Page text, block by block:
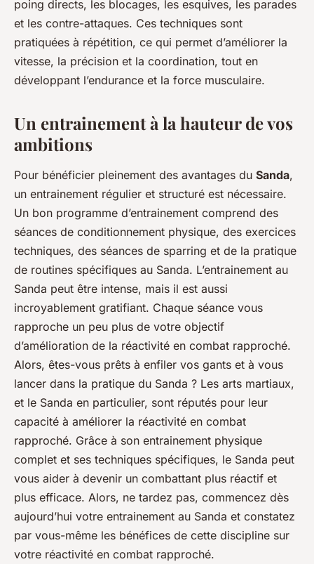
poing directs, les blocages, les esquives, les parades
et les contre-attaques. Ces techniques sont
pratiquées à répétition, ce qui permet d’améliorer la
vitesse, la précision et la coordination, tout en
développant l’endurance et la force musculaire.
Un entrainement à la hauteur de vos
ambitions
Pour bénéficier pleinement des avantages du Sanda,
un entrainement régulier et structuré est nécessaire.
Un bon programme d’entrainement comprend des
séances de conditionnement physique, des exercices
techniques, des séances de sparring et de la pratique
de routines spécifiques au Sanda. L’entrainement au
Sanda peut être intense, mais il est aussi
incroyablement gratifiant. Chaque séance vous
rapproche un peu plus de votre objectif
d’amélioration de la réactivité en combat rapproché.
Alors, êtes-vous prêts à enfiler vos gants et à vous
lancer dans la pratique du Sanda ? Les arts martiaux,
et le Sanda en particulier, sont réputés pour leur
capacité à améliorer la réactivité en combat
rapproché. Grâce à son entrainement physique
complet et ses techniques spécifiques, le Sanda peut
vous aider à devenir un combattant plus réactif et
plus efficace. Alors, ne tardez pas, commencez dès
aujourd’hui votre entrainement au Sanda et constatez
par vous-même les bénéfices de cette discipline sur
votre réactivité en combat rapproché.